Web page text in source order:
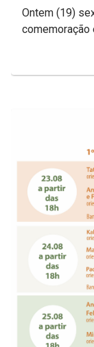
Ontem (19)
comemoração